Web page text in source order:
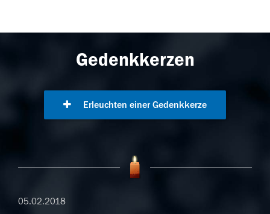
Gedenkkerzen
Erleuchten einer Gedenkkerze
05.02.2018